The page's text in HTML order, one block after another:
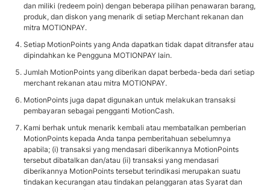
dan miliki (redeem poin) dengan beberapa pilihan penawaran barang,
produk, dan diskon yang menarik di setiap Merchant rekanan dan
mitra MOTIONPAY.
Setiap MotionPoints yang Anda dapatkan tidak dapat ditransfer atau
dipindahkan ke Pengguna MOTIONPAY lain.
Jumlah MotionPoints yang diberikan dapat berbeda-beda dari setiap
merchant rekanan atau mitra MOTIONPAY.
MotionPoints juga dapat digunakan untuk melakukan transaksi
pembayaran sebagai pengganti MotionCash.
Kami berhak untuk menarik kembali atau membatalkan pemberian
MotionPoints kepada Anda tanpa pemberitahuan sebelumnya
apabila; (i) transaksi yang mendasari diberikannya MotionPoints
tersebut dibatalkan dan/atau (ii) transaksi yang mendasari
diberikannya MotionPoints tersebut terindikasi merupakan suatu
tindakan kecurangan atau tindakan pelanggaran atas Syarat dan